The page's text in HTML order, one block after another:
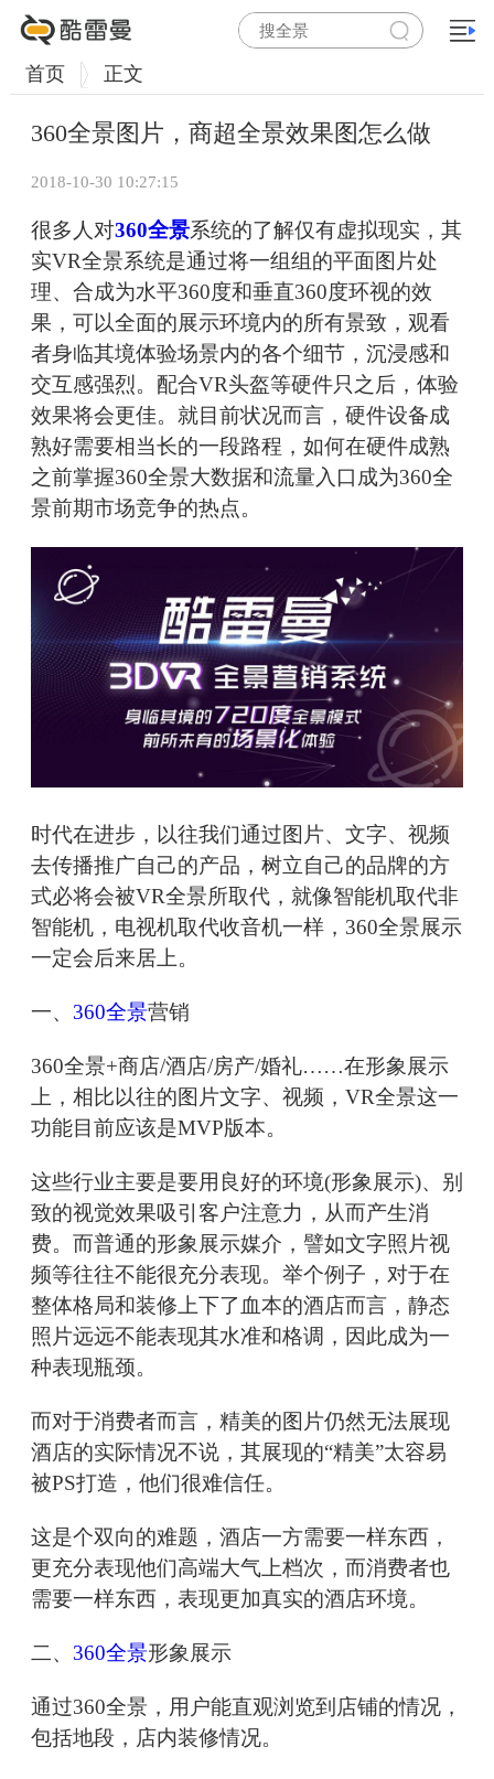
首页 正文
360全景图片，商超全景效果图怎么做
2018-10-30 10:27:15
很多人对360全景系统的了解仅有虚拟现实，其
实VR全景系统是通过将一组组的平面图片处
理、合成为水平360度和垂直360度环视的效
果，可以全面的展示环境内的所有景致，观看
者身临其境体验场景内的各个细节，沉浸感和
交互感强烈。配合VR头盔等硬件只之后，体验
效果将会更佳。就目前状况而言，硬件设备成
熟好需要相当长的一段路程，如何在硬件成熟
之前掌握360全景大数据和流量入口成为360全
景前期市场竞争的热点。
时代在进步，以往我们通过图片、文字、视频
去传播推广自己的产品，树立自己的品牌的方
式必将会被VR全景所取代，就像智能机取代非
智能机，电视机取代收音机一样，360全景展示
一定会后来居上。
一、 360全景营销
360全景+商店/酒店/房产/婚礼……在形象展示
上，相比以往的图片文字、视频，VR全景这一
功能目前应该是MVP版本。
这些行业主要是要用良好的环境(形象展示)、别
致的视觉效果吸引客户注意力，从而产生消
费。而普通的形象展示媒介，譬如文字照片视
频等往往不能很充分表现。举个例子，对于在
整体格局和装修上下了血本的酒店而言，静态
照片远远不能表现其水准和格调，因此成为一
种表现瓶颈。
而对于消费者而言，精美的图片仍然无法展现
酒店的实际情况不说，其展现的“精美”太容易
被PS打造，他们很难信任。
这是个双向的难题，酒店一方需要一样东西，
更充分表现他们高端大气上档次，而消费者也
需要一样东西，表现更加真实的酒店环境。
二、 360全景形象展示
通过360全景，用户能直观浏览到店铺的情况，
包括地段，店内装修情况。